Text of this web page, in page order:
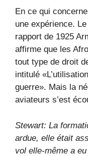
En ce qui
une expérience.
rapport de 1925
affirme que les
tout type de droit
intitulé
guerre». Mais la
aviateurs s’est
Stewart: La
ardue, elle était
vol elle-même a